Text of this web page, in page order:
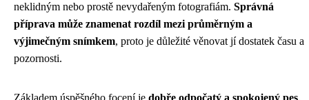
neklidným nebo prostě nevydařeným fotografiám. Správná
příprava může znamenat rozdíl mezi průměrným a
výjimečným snímkem, proto je důležité věnovat jí dostatek času a
pozornosti.